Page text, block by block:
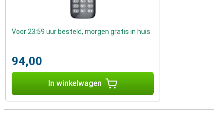
Voor 23:59 uur besteld, morgen gratis in huis
94,00
In winkelwagen